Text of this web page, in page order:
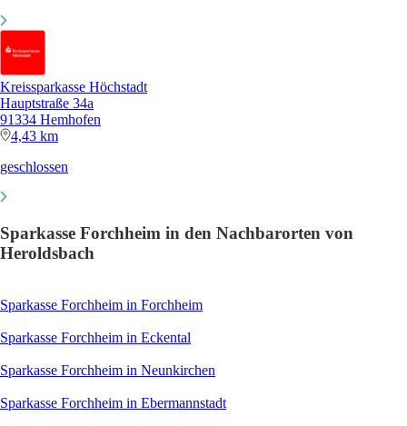
Kreissparkasse Höchstadt
Hauptstraße 34a
91334 Hemhofen
4,43 km
geschlossen
Sparkasse Forchheim in den Nachbarorten von
Heroldsbach
Sparkasse Forchheim in Forchheim
Sparkasse Forchheim in Eckental
Sparkasse Forchheim in Neunkirchen
Sparkasse Forchheim in Ebermannstadt